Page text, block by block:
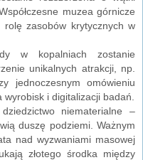
muzea górnicze
rolę zasobów krytycznych w
w kopalniach zostanie
unikalnych atrakcji, np.
jednoczesnym omówieniu
i digitalizacji badań.
niematerialne –
duszę podziemi. Ważnym
nad wyzwaniami masowej
złotego środka między